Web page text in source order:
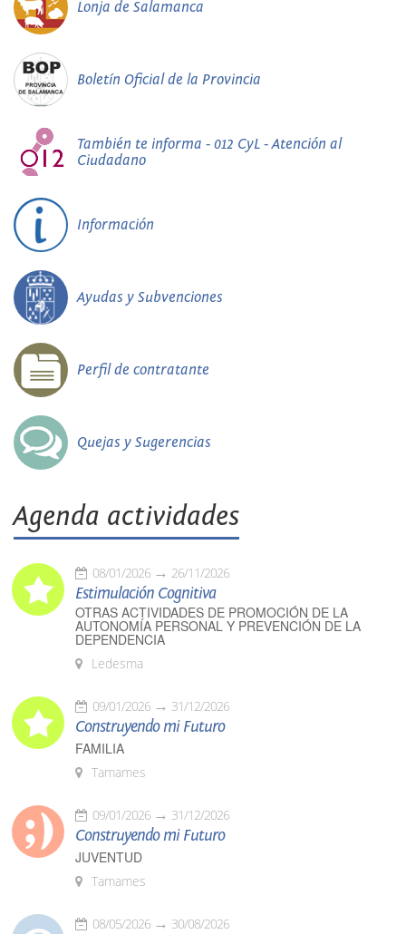
Lonja de Salamanca
Boletín Oficial de la Provincia
También te informa - 012 CyL - Atención al
Ciudadano
Información
Ayudas y Subvenciones
Perfil de contratante
Quejas y Sugerencias
Agenda actividades
08/01/2026 26/11/2026
Estimulación Cognitiva
OTRAS ACTIVIDADES DE PROMOCIÓN DE LA
AUTONOMÍA PERSONAL Y PREVENCIÓN DE LA
DEPENDENCIA
Ledesma
09/01/2026 31/12/2026
Construyendo mi Futuro
FAMILIA
Tamames
09/01/2026 31/12/2026
Construyendo mi Futuro
JUVENTUD
Tamames
08/05/2026 30/08/2026